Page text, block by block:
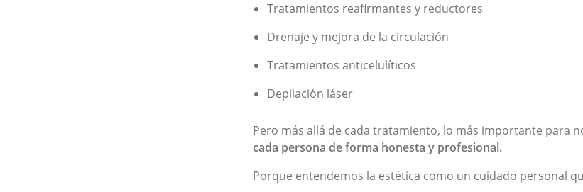
Tratamientos reafirmantes y reductores
Drenaje y mejora de la circulación
Tratamientos anticelulíticos
Depilación láser
Pero más allá de cada tratamiento, lo más importante para
cada persona de forma honesta y profesional.
Porque entendemos la estética como un cuidado personal